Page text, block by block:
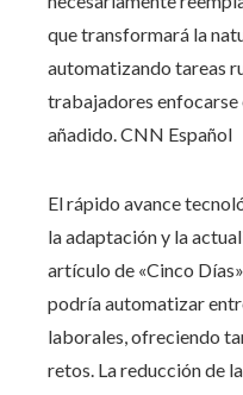
que transformará la
automatizando tareas
trabajadores
añadido. CNN Español
El rápido avance
la adaptación y la
artículo de «Cinco
podría automatizar
laborales, ofreciendo
retos. La reducción de